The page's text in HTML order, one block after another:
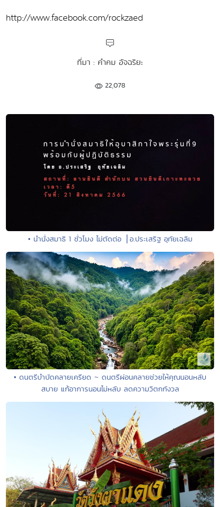
http://www.facebook.com/rockzaed
ที่มา : คำคม อัจฉริยะ
22,078
• นำนั่งสมาธิ 1 ชั่วโมง ไม่ตัดต่อ ⎪อ.ประเสริฐ อุทัยเฉลิม
• ดนตรีบำบัดคลายเครียด ~ ดนตรีผ่อนคลายช่วยให้คุณนอนหลับ
สบาย แก้อาการนอนไม่หลับ ลดความวิตกกังวล